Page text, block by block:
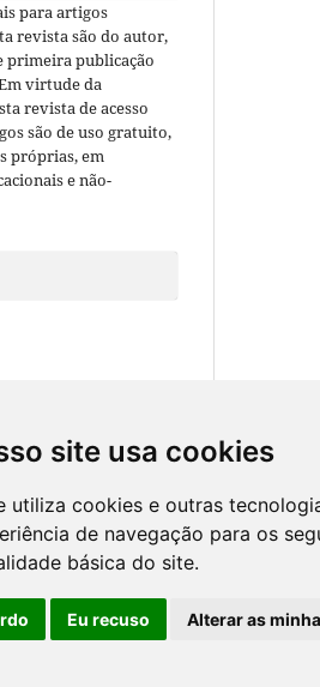
site usa cookies
utiliza cookies e outras
de navegação para os
básica do site.
Eu recuso Alterar as
para artigos
revista são do autor,
primeira publicação
virtude da
revista de acesso
são de uso gratuito,
próprias, em
e não-